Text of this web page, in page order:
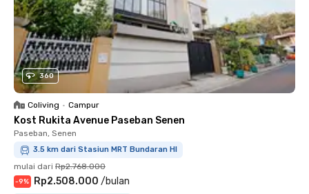
360
Coliving • Campur
Kost Rukita Avenue Paseban Senen
Paseban, Senen
3.5 km dari Stasiun MRT Bundaran HI
mulai dari Rp2.768.000
-9% Rp2.508.000 /bulan